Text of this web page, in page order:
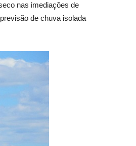
nas imediações de
de chuva isolada